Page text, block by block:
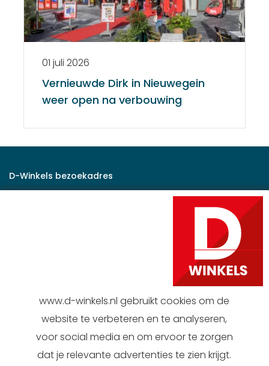
01 juli 2026
Vernieuwde Dirk in Nieuwegein
weer open na verbouwing
D-Winkels bezoekadres
Contact
0252 258 558
www.d-winkels.nl gebruikt cookies om de
website te verbeteren en te analyseren,
voor social media en om ervoor te zorgen
dat je relevante advertenties te zien krijgt.